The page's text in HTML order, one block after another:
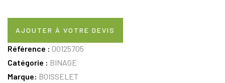
AJOUTER À VOTRE DEVIS
Référence : 00125705
Catégorie : BINAGE
Marque: BOISSELET